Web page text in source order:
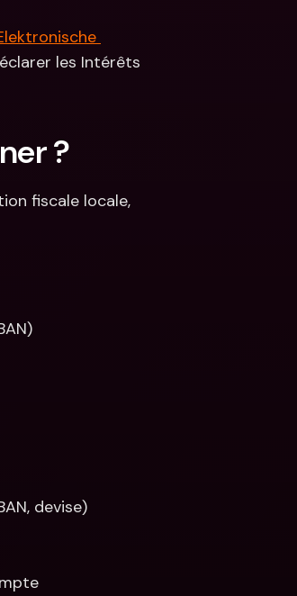
les Intérêts
?
fiscale locale,
devise)